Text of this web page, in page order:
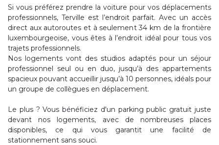
Si vous préférez prendre la voiture pour vos déplacements
professionnels, Terville est l’endroit parfait. Avec un accès
direct aux autoroutes et à seulement 34 km de la frontière
luxembourgeoise, vous êtes à l’endroit idéal pour tous vos
trajets professionnels.
Nos logements vont des studios adaptés pour un séjour
professionnel seul ou en duo, jusqu’à des appartements
spacieux pouvant accueillir jusqu’à 10 personnes, idéals pour
un groupe de collègues en déplacement.
Le plus ? Vous bénéficiez d'un parking public gratuit juste
devant nos logements, avec de nombreuses places
disponibles, ce qui vous garantit une facilité de
stationnement sans souci.